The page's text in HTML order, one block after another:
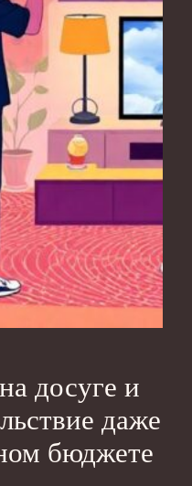
досуге и
даже
бюджете